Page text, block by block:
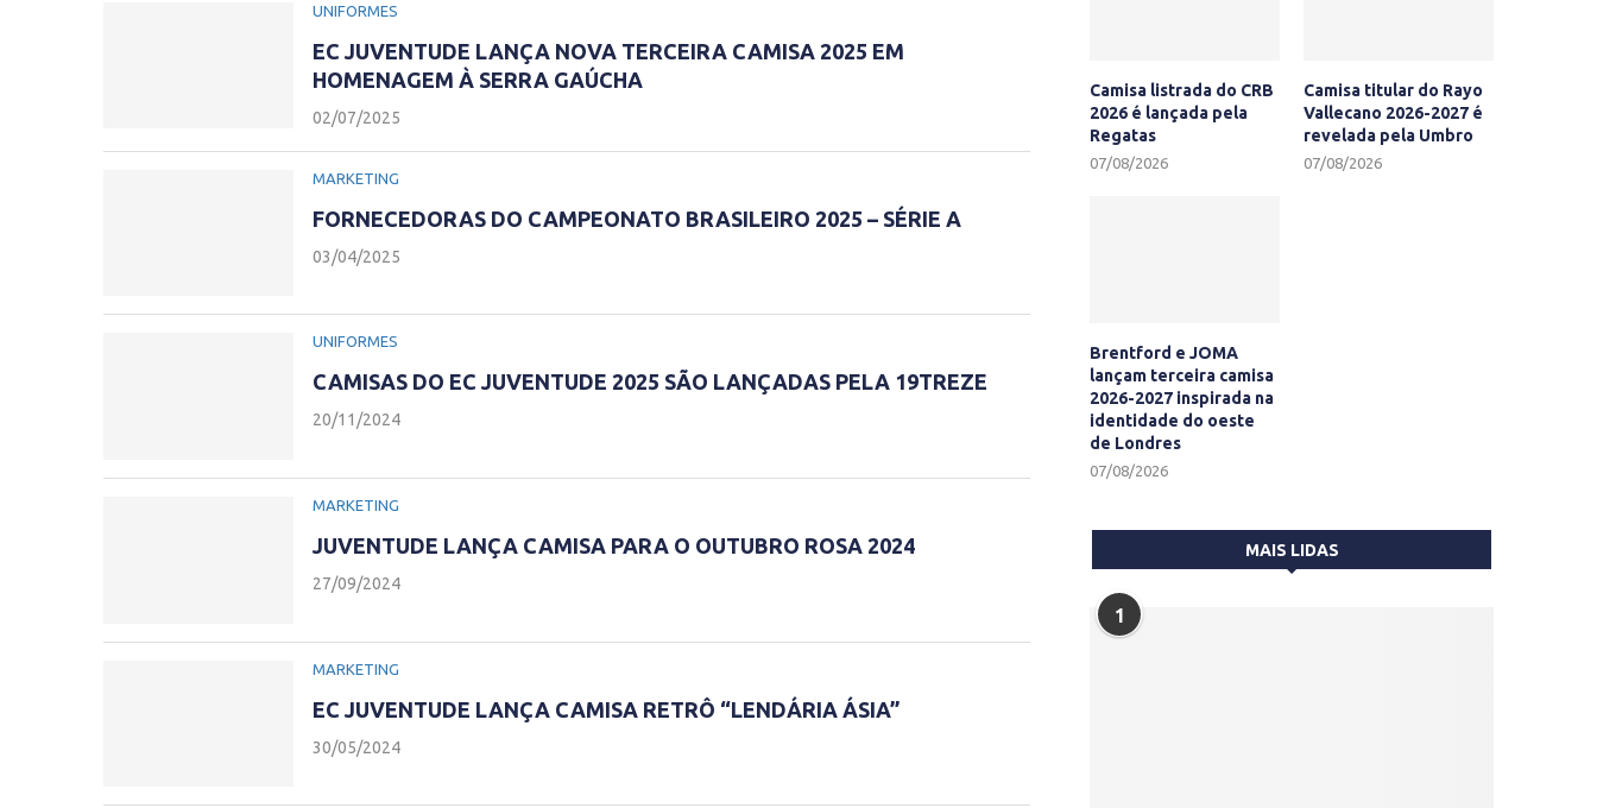
UNIFORMES
EC JUVENTUDE LANÇA NOVA TERCEIRA CAMISA 2025 EM
HOMENAGEM À SERRA GAÚCHA
02/07/2025
MARKETING
FORNECEDORAS DO CAMPEONATO BRASILEIRO 2025 – SÉRIE A
03/04/2025
UNIFORMES
CAMISAS DO EC JUVENTUDE 2025 SÃO LANÇADAS PELA 19TREZE
20/11/2024
MARKETING
JUVENTUDE LANÇA CAMISA PARA O OUTUBRO ROSA 2024
27/09/2024
MARKETING
EC JUVENTUDE LANÇA CAMISA RETRÔ “LENDÁRIA ÁSIA”
30/05/2024
Camisa listrada do CRB
2026 é lançada pela
Regatas
07/08/2026
Camisa titular do Rayo
Vallecano 2026-2027 é
revelada pela Umbro
07/08/2026
Brentford e JOMA
lançam terceira camisa
2026-2027 inspirada na
identidade do oeste
de Londres
07/08/2026
MAIS LIDAS
1